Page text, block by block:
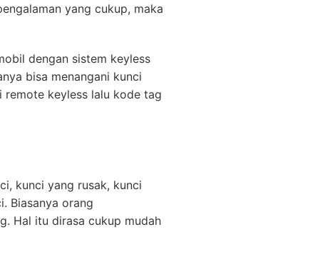
yang cukup, maka
dengan sistem keyless
bisa menangani kunci
remote keyless lalu kode tag
kunci yang rusak, kunci
Biasanya orang
Hal itu dirasa cukup mudah